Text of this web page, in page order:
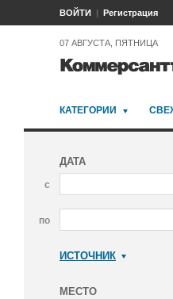
ВОЙТИ Регистрация
07 АВГУСТА, ПЯТНИЦА
КАТЕГОРИИ
ДАТА
с
по
ИСТОЧНИК
МЕСТО